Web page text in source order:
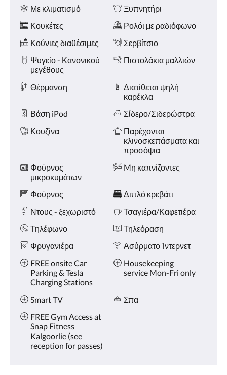
«Προηγούμενο».
Ανέσεις
Με κλιματισμό
Ξυπνητήρι
Κουκέτες
Ρολόι με ραδιόφωνο
Κούνιες διαθέσιμες
Σερβίτσιο
Ψυγείο - Κανονικού
μεγέθους
Πιστολάκια μαλλιών
Θέρμανση
Διατίθεται ψηλή
καρέκλα
Βάση iPod
Σίδερο/Σιδερώστρα
Κουζίνα
Παρέχονται
κλινοσκεπάσματα και
προσόψια
Φούρνος
μικροκυμάτων
Mη καπνίζοντες
Φούρνος
Διπλό κρεβάτι
Ντους - ξεχωριστό
Τσαγιέρα/Καφετιέρα
Τηλέφωνο
Τηλεόραση
Φρυγανιέρα
Ασύρματο Ίντερνετ
FREE onsite Car
Parking & Tesla
Charging Stations
Housekeeping
service Mon-Fri only
Smart TV
Σπα
FREE Gym Access at
Snap Fitness
Kalgoorlie (see
reception for passes)